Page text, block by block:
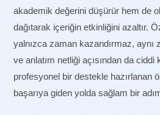
akademik değerini düşürür hem de
dağıtarak içeriğin etkinliğini azaltır.
yalnızca zaman kazandırmaz, aynı
ve anlatım netliği açısından da ciddi
profesyonel bir destekle hazırlanan
başarıya giden yolda sağlam bir